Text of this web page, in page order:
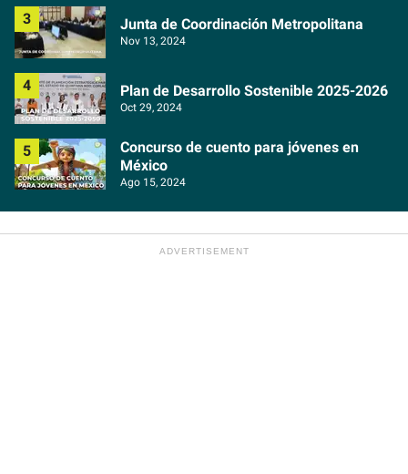
Junta de Coordinación Metropolitana
Nov 13, 2024
Plan de Desarrollo Sostenible 2025-2026
Oct 29, 2024
Concurso de cuento para jóvenes en
México
Ago 15, 2024